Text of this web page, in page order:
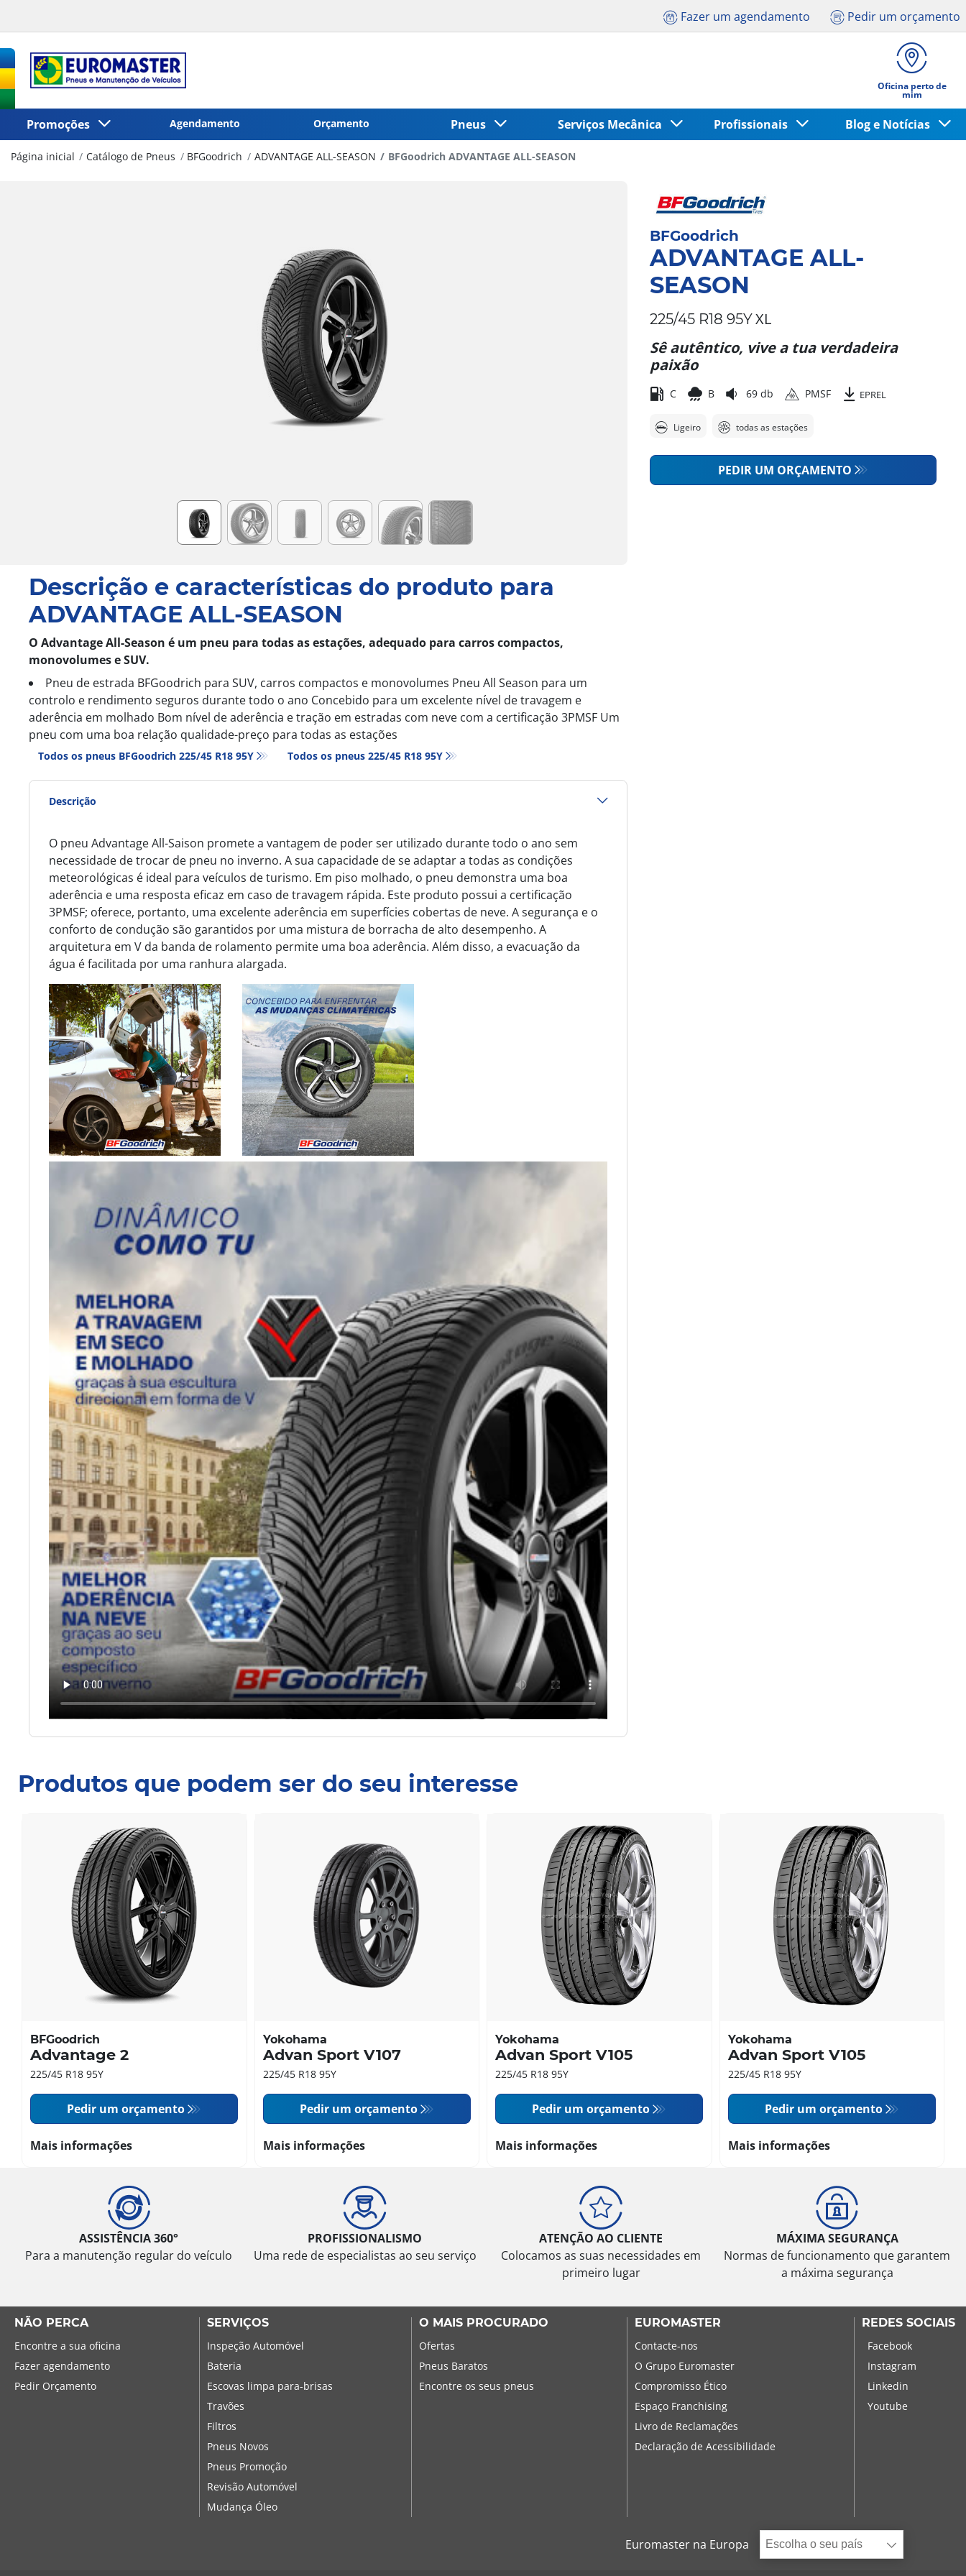
Fazer um agendamento Pedir um orçamento
Oficina perto de
mim
Promoções Agendamento Orçamento Pneus Serviços Mecânica Profissionais Blog e Notícias
Página inicial Catálogo de Pneus BFGoodrich ADVANTAGE ALL-SEASON BFGoodrich ADVANTAGE ALL-SEASON
Descrição e características do produto para
ADVANTAGE ALL-SEASON
O Advantage All-Season é um pneu para todas as estações, adequado para carros compactos,
monovolumes e SUV.
Pneu de estrada BFGoodrich para SUV, carros compactos e monovolumes Pneu All Season para um
controlo e rendimento seguros durante todo o ano Concebido para um excelente nível de travagem e
aderência em molhado Bom nível de aderência e tração em estradas com neve com a certificação 3PMSF Um
pneu com uma boa relação qualidade-preço para todas as estações
Todos os pneus BFGoodrich 225/45 R18 95Y Todos os pneus‎ 225/45 R18 95Y
Descrição
O pneu Advantage All-Saison promete a vantagem de poder ser utilizado durante todo o ano sem
necessidade de trocar de pneu no inverno. A sua capacidade de se adaptar a todas as condições
meteorológicas é ideal para veículos de turismo. Em piso molhado, o pneu demonstra uma boa
aderência e uma resposta eficaz em caso de travagem rápida. Este produto possui a certificação
3PMSF; oferece, portanto, uma excelente aderência em superfícies cobertas de neve. A segurança e o
conforto de condução são garantidos por uma mistura de borracha de alto desempenho. A
arquitetura em V da banda de rolamento permite uma boa aderência. Além disso, a evacuação da
água é facilitada por uma ranhura alargada.
BFGoodrich
ADVANTAGE ALL-
SEASON
225/45 R18 95YXL
Sê autêntico, vive a tua verdadeira
paixão
C B 69 db PMSF EPREL
Ligeiro todas as estações
PEDIR UM ORÇAMENTO
Produtos que podem ser do seu interesse
BFGoodrich
Advantage 2
225/45 R18 95Y
Pedir um orçamento
Mais informações
Yokohama
Advan Sport V107
225/45 R18 95Y
Pedir um orçamento
Mais informações
Yokohama
Advan Sport V105
225/45 R18 95Y
Pedir um orçamento
Mais informações
Yokohama
Advan Sport V105
225/45 R18 95Y
Pedir um orçamento
Mais informações
ASSISTÊNCIA 360°
Para a manutenção regular do veículo
PROFISSIONALISMO
Uma rede de especialistas ao seu serviço
ATENÇÃO AO CLIENTE
Colocamos as suas necessidades em
primeiro lugar
MÁXIMA SEGURANÇA
Normas de funcionamento que garantem
a máxima segurança
NÃO PERCA
Encontre a sua oficina
Fazer agendamento
Pedir Orçamento
SERVIÇOS
Inspeção Automóvel
Bateria
Escovas limpa para-brisas
Travões
Filtros
Pneus Novos
Pneus Promoção
Revisão Automóvel
Mudança Óleo
O MAIS PROCURADO
Ofertas
Pneus Baratos
Encontre os seus pneus
EUROMASTER
Contacte-nos
O Grupo Euromaster
Compromisso Ético
Espaço Franchising
Livro de Reclamações
Declaração de Acessibilidade
REDES SOCIAIS
Facebook
Instagram
Linkedin
Youtube
Euromaster na Europa Escolha o seu país